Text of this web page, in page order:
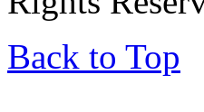
Back to Top